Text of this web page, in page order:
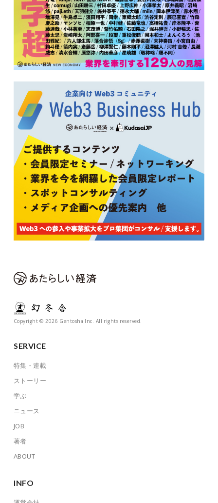
Copyright © 2026 Gentosha Inc. All rights reserved.
SERVICE
特集・連載
ストーリー
学ぶ
ニュース
JOB
著者
ABOUT
INFO